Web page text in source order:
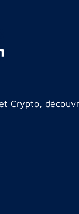
Crypto,